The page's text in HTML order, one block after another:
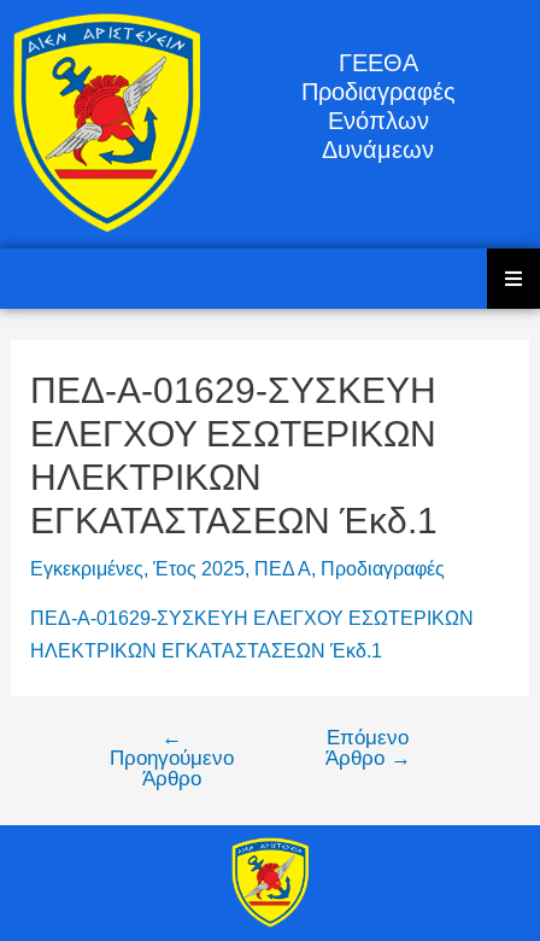
ΓΕΕΘΑ
Προδιαγραφές
Ενόπλων
Δυνάμεων
ΠΕΔ-Α-01629-ΣΥΣΚΕΥΗ
ΕΛΕΓΧΟΥ ΕΣΩΤΕΡΙΚΩΝ
ΗΛΕΚΤΡΙΚΩΝ
ΕΓΚΑΤΑΣΤΑΣΕΩΝ Έκδ.1
Εγκεκριμένες, Έτος 2025, ΠΕΔ Α, Προδιαγραφές
ΠΕΔ-Α-01629-ΣΥΣΚΕΥΗ ΕΛΕΓΧΟΥ ΕΣΩΤΕΡΙΚΩΝ
ΗΛΕΚΤΡΙΚΩΝ ΕΓΚΑΤΑΣΤΑΣΕΩΝ Έκδ.1
←
Προηγούμενο
Άρθρο
Επόμενο
Άρθρο →